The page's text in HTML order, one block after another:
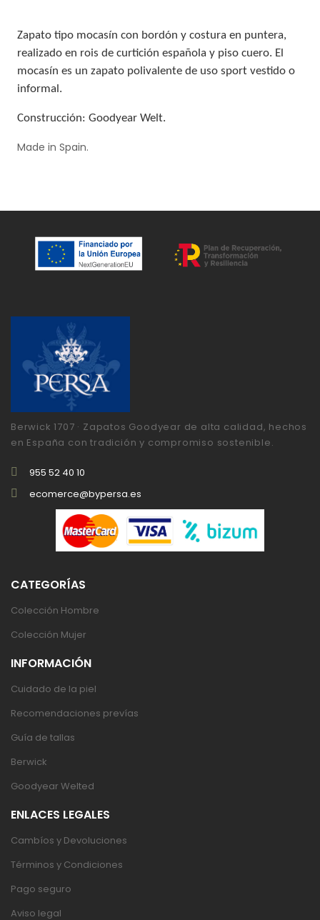
Zapato tipo mocasín con bordón y costura en puntera,
realizado en rois de curtición española y piso cuero. El
mocasín es un zapato polivalente de uso sport vestido o
informal.
Construcción: Goodyear Welt.
Made in Spain.
Berwick 1707 · Zapatos Goodyear de alta calidad, hechos
en España con tradición y compromiso sostenible.
955 52 40 10
ecomerce@bypersa.es
CATEGORÍAS
Colección Hombre
Colección Mujer
INFORMACIÓN
Cuidado de la piel
Recomendaciones prevías
Guía de tallas
Berwick
Goodyear Welted
ENLACES LEGALES
Cambíos y Devoluciones
Términos y Condiciones
Pago seguro
Aviso legal